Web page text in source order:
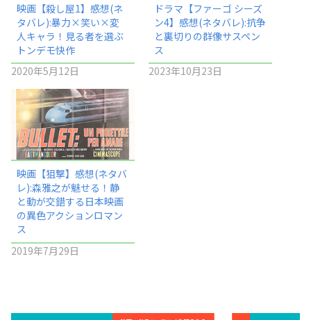
映画【殺し屋1】感想(ネ
タバレ):暴力×笑い×変
人キャラ！見る者を選ぶ
トンデモ快作
2020年5月12日
ドラマ【ファーゴ シーズ
ン4】感想(ネタバレ):抗争
と裏切りの群像サスペン
ス
2023年10月23日
映画【狙撃】感想(ネタバ
レ):森雅之が魅せる！静
と動が交錯する日本映画
の異色アクションロマン
ス
2019年7月29日